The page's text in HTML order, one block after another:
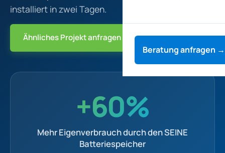
Beratung anfragen →
installiert in zwei Tagen.
Ähnliches Projekt anfragen
+60%
Mehr Eigenverbrauch durch den SEINE
Batteriespeicher